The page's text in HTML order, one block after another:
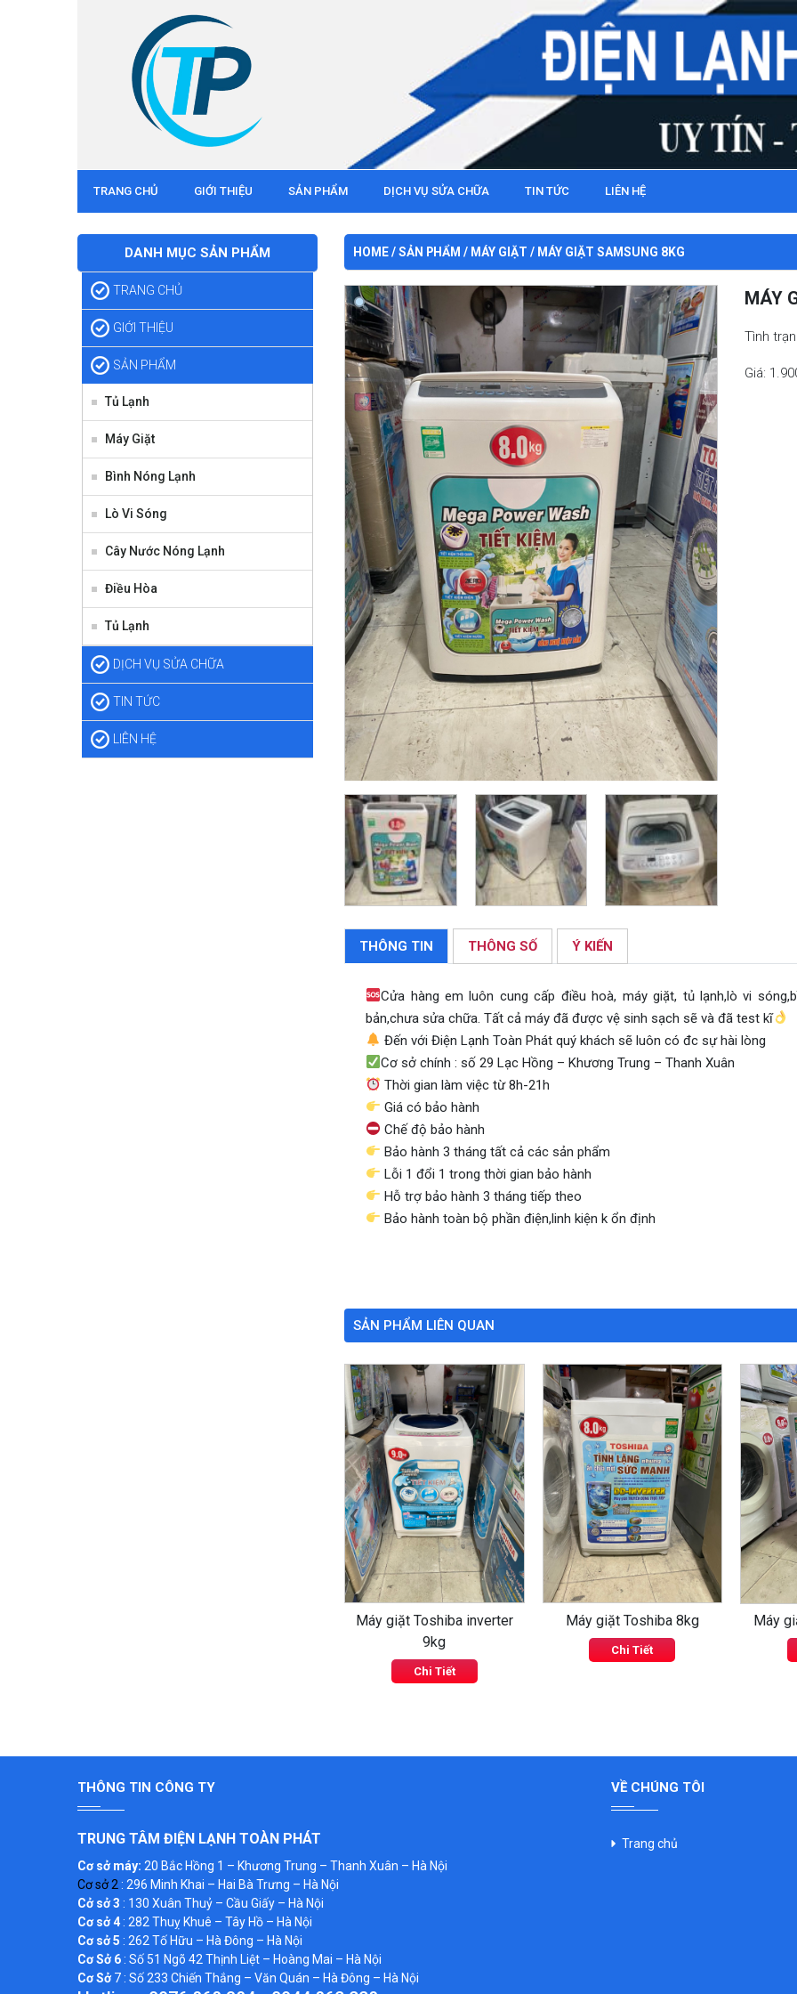
TRANG CHỦ GIỚI THIỆU SẢN PHẨM DỊCH VỤ SỬA CHỮA TIN TỨC LIÊN HỆ
DANH MỤC SẢN PHẨM
TRANG CHỦ
GIỚI THIỆU
SẢN PHẨM
Tủ Lạnh
Máy Giặt
Bình Nóng Lạnh
Lò Vi Sóng
Cây Nước Nóng Lạnh
Điều Hòa
Tủ Lạnh
DỊCH VỤ SỬA CHỮA
TIN TỨC
LIÊN HỆ
HOME/SẢN PHẨM / MÁY GIẶT / MÁY GIẶT SAMSUNG 8KG
MÁY
Tình
Giá:
THÔNG TIN THÔNG SỐ Ý KIẾN
Cửa hàng em luôn cung cấp điều hoà, máy giặt, tủ lạnh,lò vi
bản,chưa sửa chữa. Tất cả máy đã được vệ sinh sạch sẽ và đã test kĩ
Đến với Điện Lạnh Toàn Phát quý khách sẽ luôn có đc sự hài lòng
Cơ sở chính : số 29 Lạc Hồng – Khương Trung – Thanh Xuân
Thời gian làm việc từ 8h-21h
Giá có bảo hành
Chế độ bảo hành
Bảo hành 3 tháng tất cả các sản phẩm
Lỗi 1 đổi 1 trong thời gian bảo hành
Hỗ trợ bảo hành 3 tháng tiếp theo
Bảo hành toàn bộ phần điện,linh kiện k ổn định
SẢN PHẨM LIÊN QUAN
Máy giặt Toshiba inverter
9kg
Chi Tiết
Máy giặt Toshiba 8kg
Chi Tiết
Máy
‹
THÔNG TIN CÔNG TY
TRUNG TÂM ĐIỆN LẠNH TOÀN PHÁT
Cơ sở máy: 20 Bắc Hồng 1 – Khương Trung – Thanh Xuân – Hà Nội
Cơ sở 2: 296 Minh Khai – Hai Bà Trưng – Hà Nội
Cở sở 3 : 130 Xuân Thuỷ – Cầu Giấy – Hà Nội
Cơ sở 4: 282 Thuỵ Khuê – Tây Hồ – Hà Nội
Cơ sở 5 : 262 Tố Hữu – Hà Đông – Hà Nội
Cơ Sở 6: Số 51 Ngõ 42 Thịnh Liệt – Hoàng Mai – Hà Nội
Cơ Sở7 : Số 233 Chiến Thắng – Văn Quán – Hà Đông – Hà Nội
VỀ CHÚNG TÔI
Trang chủ